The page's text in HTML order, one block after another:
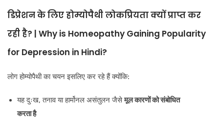
डिप्रेशन के लिए होम्योपैथी लोकप्रियता क्यों प्राप्त कर
रही है? | Why is Homeopathy Gaining Popularity
for Depression in Hindi?
लोग होम्योपैथी का चयन इसलिए कर रहे हैं क्योंकि:
यह दुःख, तनाव या हार्मोनल असंतुलन जैसेमूल कारणों को संबोधित
करता है